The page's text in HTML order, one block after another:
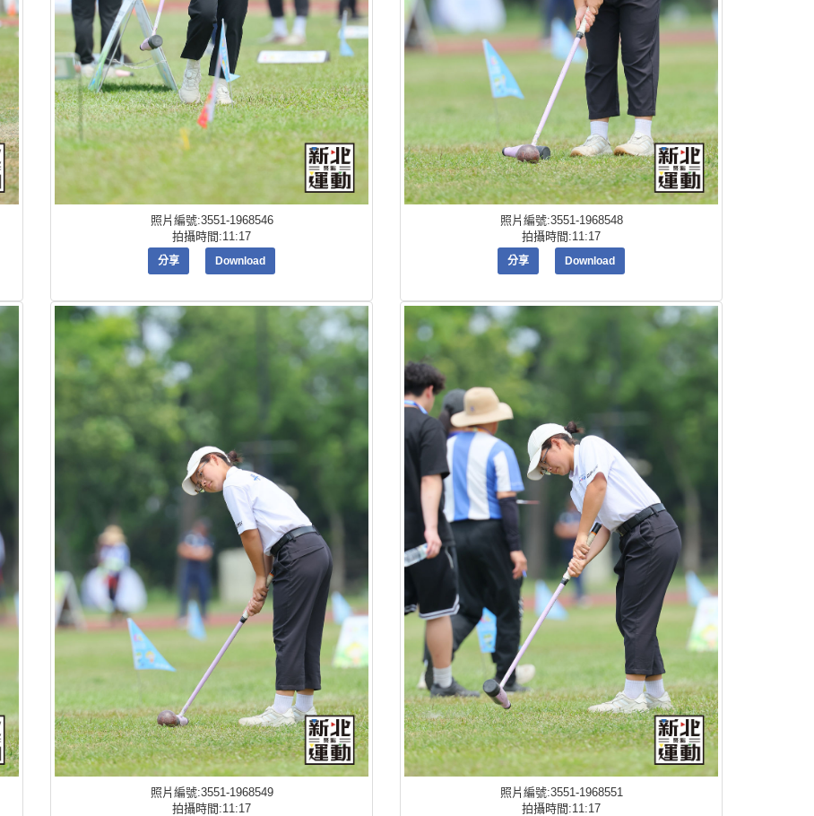
照片編號:3551-1968546
拍攝時間:11:17
分享 Download
照片編號:3551-1968548
拍攝時間:11:17
分享 Download
照片編號:3551-1968549
拍攝時間:11:17
照片編號:3551-1968551
拍攝時間:11:17